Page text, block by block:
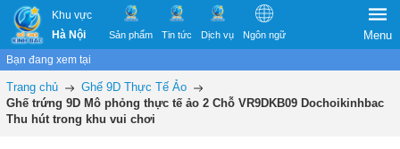
Khu vực
Hà Nội
Sản phẩm Tin tức Dịch vụ Ngôn ngữ Menu
Bạn đang xem tại
Trang chủ
Ghế 9D Thực Tế Ảo
Ghế trứng 9D Mô phỏng thực tế ảo 2 Chỗ VR9DKB09 Dochoikinhbac
Thu hút trong khu vui chơi